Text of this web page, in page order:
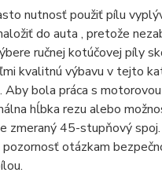
nutnosť použiť pílu
do auta , pretože
ručnej kotúčovej píly
kvalitnú výbavu v tejto
Aby bola práca s
hĺbka rezu alebo
zmeraný 45-stupňový
otázkam